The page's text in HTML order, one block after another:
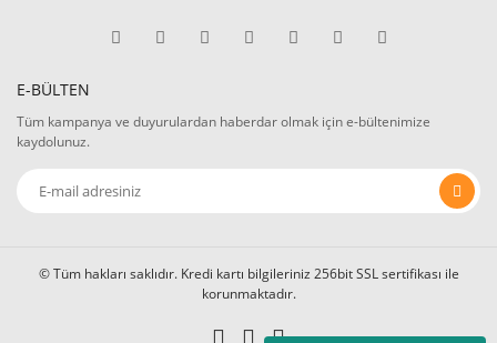
E-BÜLTEN
Tüm kampanya ve duyurulardan haberdar olmak için e-bültenimize
kaydolunuz.
© Tüm hakları saklıdır. Kredi kartı bilgileriniz 256bit SSL sertifikası ile
korunmaktadır.